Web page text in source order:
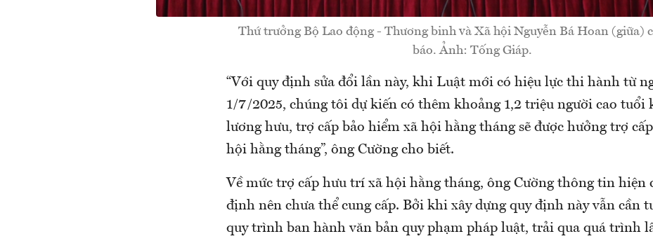
Thứ trưởng Bộ Lao động - Thương binh và Xã hội Nguyễn Bá Hoan (giữa)
báo. Ảnh: Tống Giáp.
“Với quy định sửa đổi lần này, khi Luật mới có hiệu lực thi hành từ
1/7/2025, chúng tôi dự kiến có thêm khoảng 1,2 triệu người cao tuổi
lương hưu, trợ cấp bảo hiểm xã hội hằng tháng sẽ được hưởng trợ
hội hằng tháng”, ông Cường cho biết.
Về mức trợ cấp hưu trí xã hội hằng tháng, ông Cường thông tin hiện
định nên chưa thể cung cấp. Bởi khi xây dựng quy định này vẫn cần
quy trình ban hành văn bản quy phạm pháp luật, trải qua quá trình